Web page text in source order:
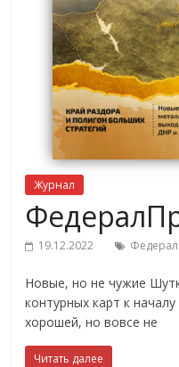
Журнал
19.12.2022
Новые, но не чужие
контурных карт к
хорошей, но вовсе не
Читать далее